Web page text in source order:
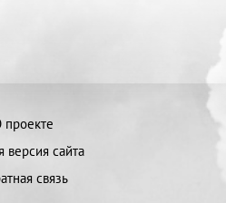
проекте
версия сайта
связь